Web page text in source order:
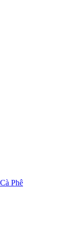
Phê